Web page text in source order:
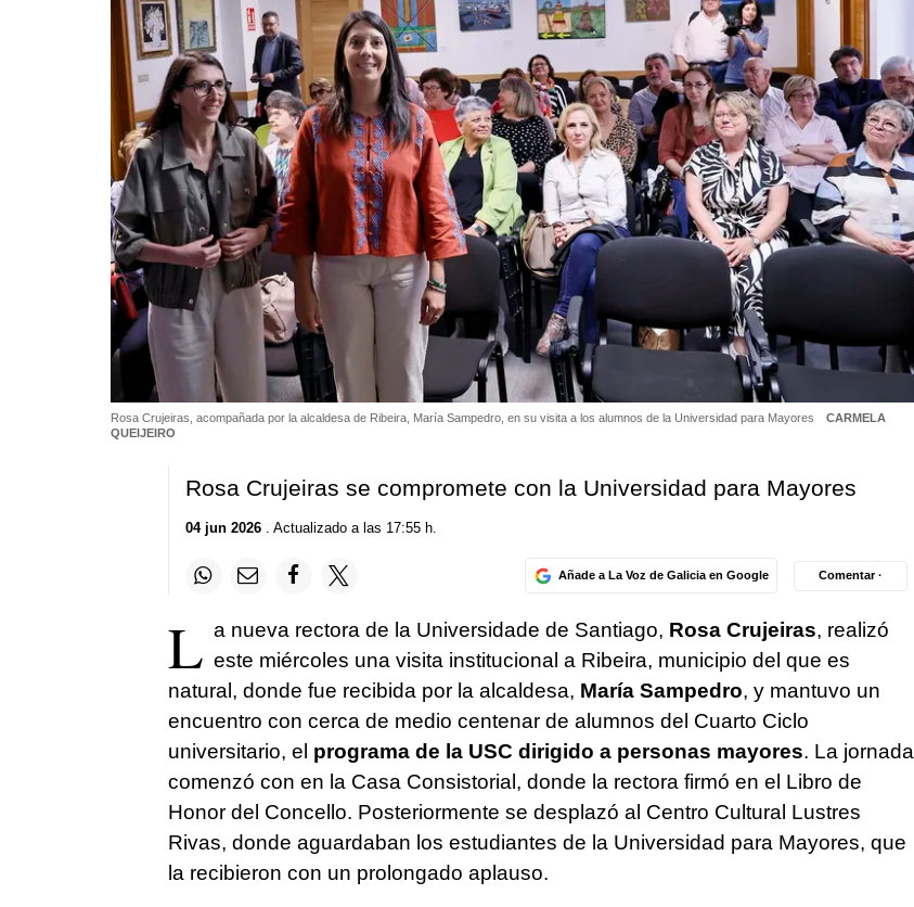
Rosa Crujeiras, acompañada por la alcaldesa de Ribeira, María Sampedro, en su visita a los alumnos de la Universidad para Mayores
CARMELA
QUEIJEIRO
Rosa Crujeiras se compromete con la Universidad para Mayores
04 jun 2026. Actualizado a las 17:55 h.
Añade a La Voz de Galicia en Google Comentar ·
L a nueva rectora de la Universidade de Santiago, Rosa Crujeiras, realizó
este miércoles una visita institucional a Ribeira, municipio del que es
natural, donde fue recibida por la alcaldesa, María Sampedro, y mantuvo un
encuentro con cerca de medio centenar de alumnos del Cuarto Ciclo
universitario, el programa de la USC dirigido a personas mayores. La jornada
comenzó con en la Casa Consistorial, donde la rectora firmó en el Libro de
Honor del Concello. Posteriormente se desplazó al Centro Cultural Lustres
Rivas, donde aguardaban los estudiantes de la Universidad para Mayores, que
la recibieron con un prolongado aplauso.